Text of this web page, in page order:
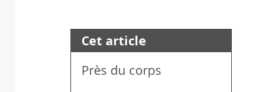
Cet article
Près du corps